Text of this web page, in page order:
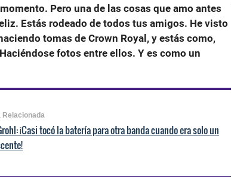
Pero una de las cosas que amo antes
Estás rodeado de todos tus amigos. He visto
tomas de Crown Royal, y estás como,
fotos entre ellos. Y es como un
Relacionada
¡Casi tocó la batería para otra banda cuando era solo un